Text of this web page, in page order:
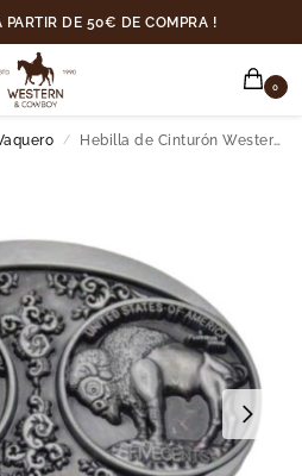
PARTIR DE 50€ DE COMPRA !
0
/ Hebilla de Cinturón Western Mexicano